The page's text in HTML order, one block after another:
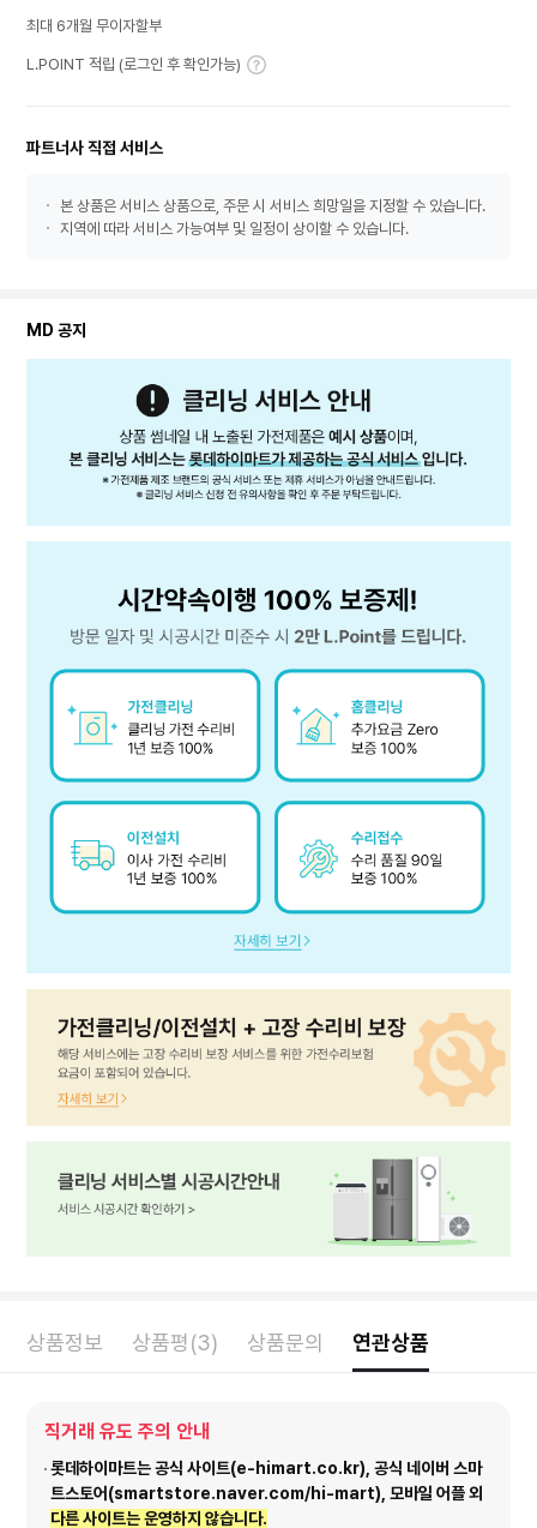
최대 6개월 무이자할부
L.POINT 적립 (로그인 후 확인가능)
파트너사 직접 서비스
본 상품은 서비스 상품으로, 주문 시 서비스 희망일을 지정할 수 있습니다.
지역에 따라 서비스 가능여부 및 일정이 상이할 수 있습니다.
MD 공지
상품정보 상품평(3) 상품문의 연관상품
직거래 유도 주의 안내
롯데하이마트는 공식 사이트(e-himart.co.kr), 공식 네이버 스마
트스토어(smartstore.naver.com/hi-mart), 모바일 어플 외
다른 사이트는 운영하지 않습니다.